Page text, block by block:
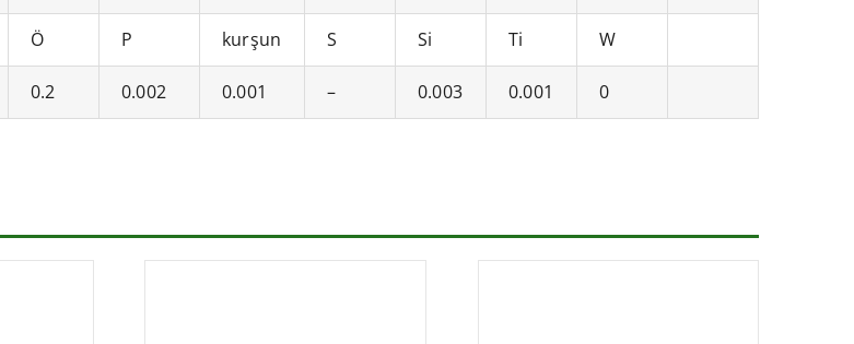
Ö P kurşun S Si Ti W
0.2 0.002 0.001 – 0.003 0.001 0